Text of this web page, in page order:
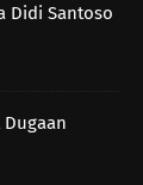
Didi Santoso
Dugaan